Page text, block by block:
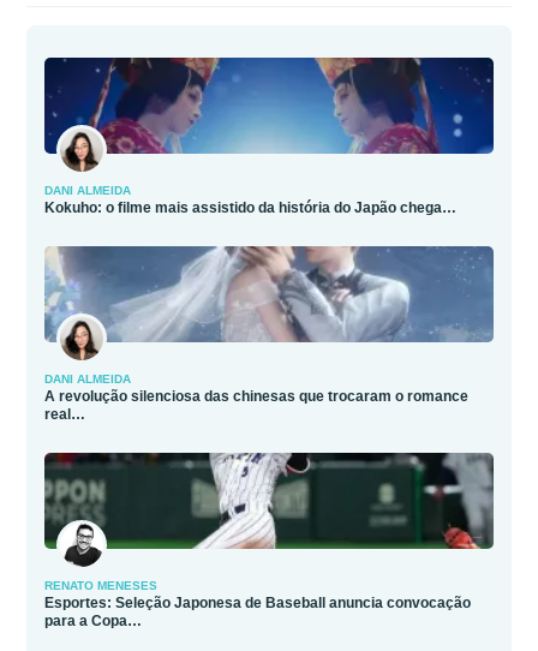
DANI ALMEIDA
Kokuho: o filme mais assistido da história do Japão chega…
DANI ALMEIDA
A revolução silenciosa das chinesas que trocaram o romance
real…
RENATO MENESES
Esportes: Seleção Japonesa de Baseball anuncia convocação
para a Copa…